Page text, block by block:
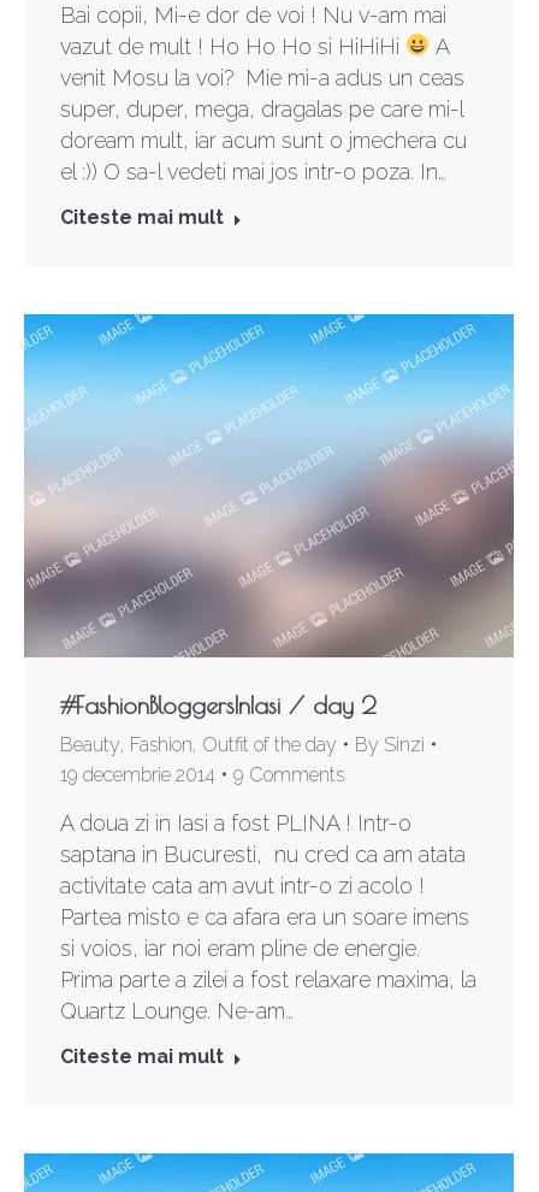
Bai copii, Mi-e dor de voi ! Nu v-am mai
vazut de mult ! Ho Ho Ho si HiHiHi
A
venit Mosu la voi? Mie mi-a adus un ceas
super, duper, mega, dragalas pe care mi-l
doream mult, iar acum sunt o jmechera cu
el :)) O sa-l vedeti mai jos intr-o poza. In…
Citeste mai mult
#FashionBloggersInIasi / day 2
Beauty, Fashion, Outfit of the day By Sinzi
19 decembrie 2014
9 Comments
A doua zi in Iasi a fost PLINA ! Intr-o
saptana in Bucuresti, nu cred ca am atata
activitate cata am avut intr-o zi acolo !
Partea misto e ca afara era un soare imens
si voios, iar noi eram pline de energie.
Prima parte a zilei a fost relaxare maxima, la
Quartz Lounge. Ne-am…
Citeste mai mult